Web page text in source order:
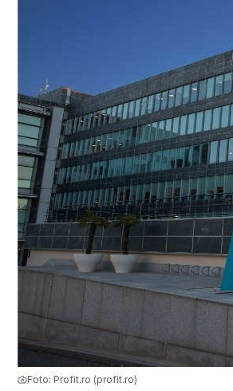
Foto: Profit.ro (profit.ro)